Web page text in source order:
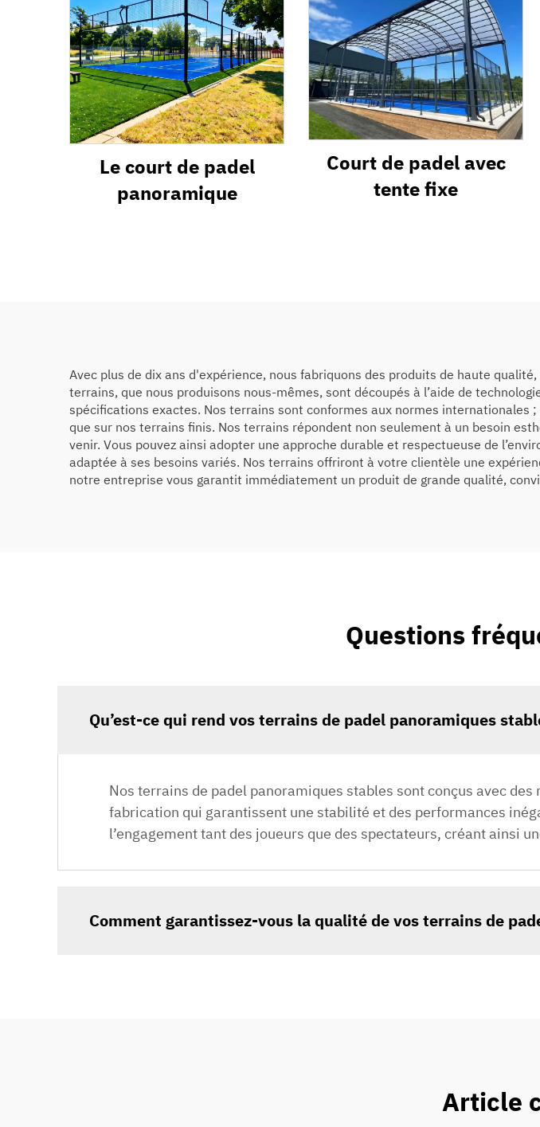
Le court de padel
panoramique
Court de padel avec
tente fixe
Avec plus de dix ans d'expérience, nous fabriquons des produits de haute
terrains, que nous produisons nous-mêmes, sont découpés à l’aide de
spécifications exactes. Nos terrains sont conformes aux normes
que sur nos terrains finis. Nos terrains répondent non seulement à un besoin
venir. Vous pouvez ainsi adopter une approche durable et respectueuse de
adaptée à ses besoins variés. Nos terrains offriront à votre clientèle une
notre entreprise vous garantit immédiatement un produit de grande qualité,
Questions
Qu’est-ce qui rend vos terrains de padel panoramiques
Nos terrains de padel panoramiques stables sont conçus avec
fabrication qui garantissent une stabilité et des performances
l’engagement tant des joueurs que des spectateurs, créant ainsi
Comment garantissez-vous la qualité de vos terrains de
Article